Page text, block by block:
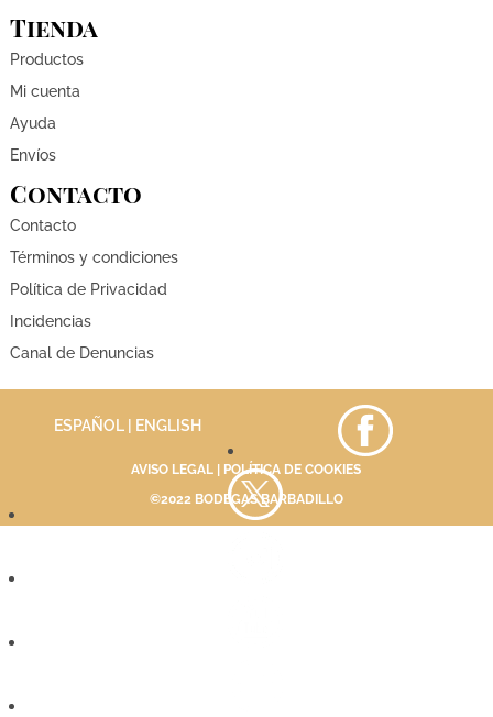
Tienda
Productos
Mi cuenta
Ayuda
Envíos
Contacto
Contacto
Términos y condiciones
Política de Privacidad
Incidencias
Canal de Denuncias
ESPAÑOL | ENGLISH
AVISO LEGAL
POLÍTICA DE COOKIES
©2022 BODEGAS BARBADILLO